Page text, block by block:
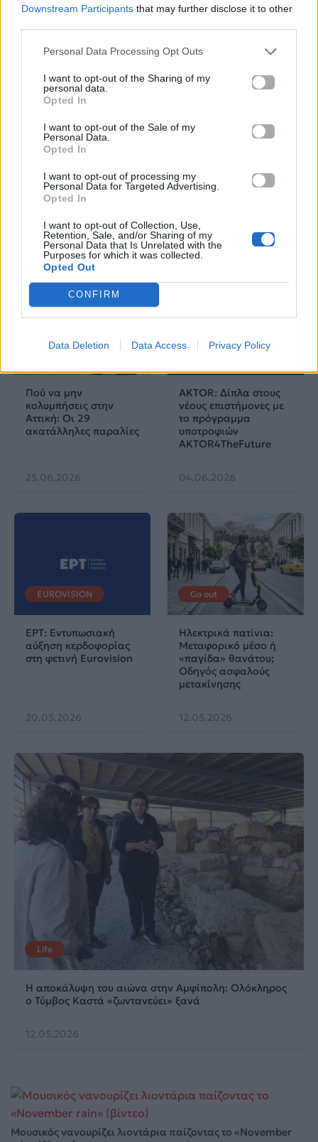
Downstream Participants that may further disclose it to other
Personal Data Processing Opt Outs
I want to opt-out of the Sharing of my
personal data.
Opted In
I want to opt-out of the Sale of my
Personal Data.
Opted In
I want to opt-out of processing my
Personal Data for Targeted Advertising.
Opted In
I want to opt-out of Collection, Use,
Retention, Sale, and/or Sharing of my
Personal Data that Is Unrelated with the
Purposes for which it was collected.
Opted Out
CONFIRM
Data Deletion Data Access Privacy Policy
News
Πανελλαδικές 2026:
Στην κορυφή των
Λαρισαία Ιωάννα
Παπακώστα με 19.780
μόρια
26.06.2026
Μία κάρτα για όλες τις
26.06.2026
Πού να μην
κολυμπήσεις στην
Αττική: Οι 29
ακατάλληλες παραλίες
25.06.2026
Life
AKTOR: Δίπλα στους
νέους επιστήμονες με
το πρόγραμμα
υποτροφιών
AKTOR4TheFuture
04.06.2026
EUROVISION
ΕΡΤ: Εντυπωσιακή
αύξηση κερδοφορίας
στη φετινή Eurovision
20.05.2026
Go out
Ηλεκτρικά πατίνια:
Μεταφορικό μέσο ή
«παγίδα» θανάτου;
Οδηγός ασφαλούς
μετακίνησης
12.05.2026
Life
Η αποκάλυψη του αιώνα στην Αμφίπολη: Ολόκληρος
ο Τύμβος Καστά «ζωντανεύει» ξανά
12.05.2026
Μουσικός νανουρίζει λιοντάρια παίζοντας το «November